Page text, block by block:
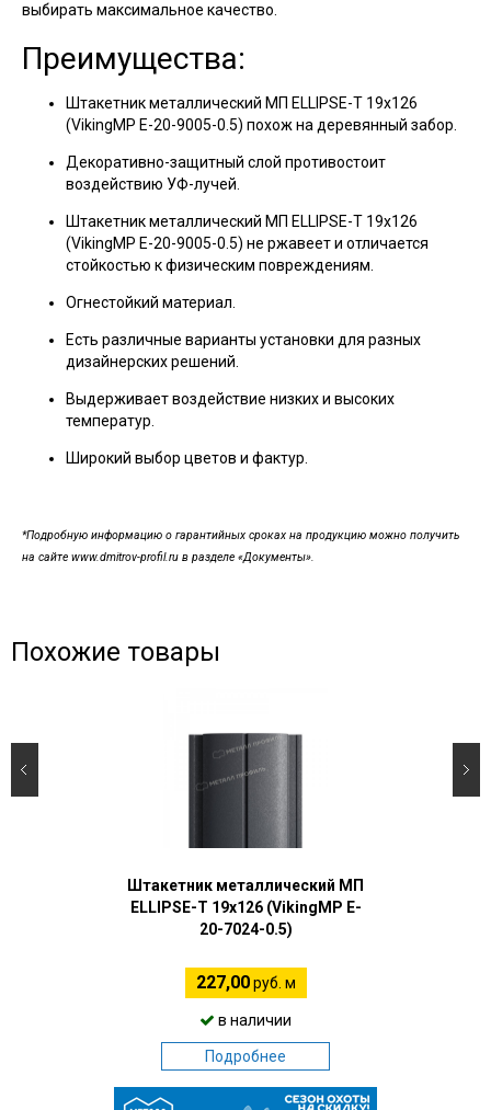
выбирать максимальное качество.
Преимущества:
Штакетник металлический МП ELLIPSE-T 19х126
(VikingMP E-20-9005-0.5) похож на деревянный забор.
Декоративно-защитный слой противостоит
воздействию УФ-лучей.
Штакетник металлический МП ELLIPSE-T 19х126
(VikingMP E-20-9005-0.5) не ржавеет и отличается
стойкостью к физическим повреждениям.
Огнестойкий материал.
Есть различные варианты установки для разных
дизайнерских решений.
Выдерживает воздействие низких и высоких
температур.
Широкий выбор цветов и фактур.
*Подробную информацию о гарантийных сроках на продукцию можно получить
на сайте www.dmitrov-profil.ru в разделе «Документы».
Похожие товары
Штакетник металлический МП
ELLIPSE-T 19х126 (VikingMP E-
20-7024-0.5)
227,00руб. м
в наличии
Подробнее